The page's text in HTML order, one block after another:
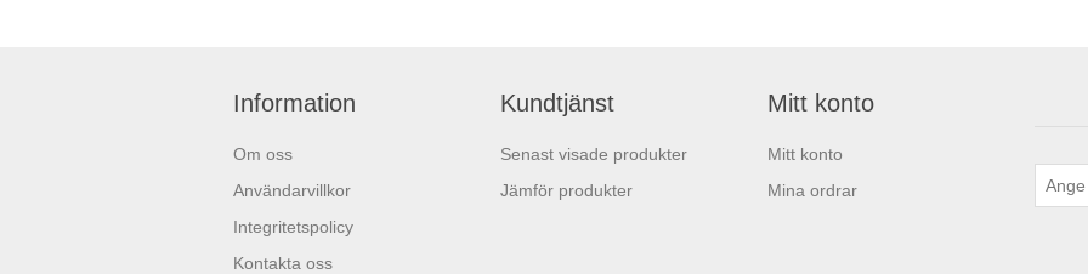
Information
Om oss
Användarvillkor
Integritetspolicy
Kontakta oss
Kundtjänst
Senast visade produkter
Jämför produkter
Mitt konto
Mitt konto
Mina ordrar